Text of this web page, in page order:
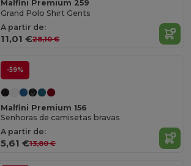
Malfini Premium 259
Grand Polo Shirt Gents
A partir de:
11,01 €28,10 €
-59%
Malfini Premium 156
Senhoras de camisetas bravas
A partir de:
5,61 €13,80 €